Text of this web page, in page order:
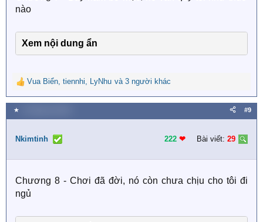
nào
Xem nội dung ẩn
R
e
a
c
i
n
:
Vua Biển, tiennhi, LyNhu và 3 người khác
★ #9
Nkimtinh 222 ❤︎ Bài viết: 29
Chương 8 - Chơi đã đời, nó còn chưa chịu cho tôi đi
ngủ